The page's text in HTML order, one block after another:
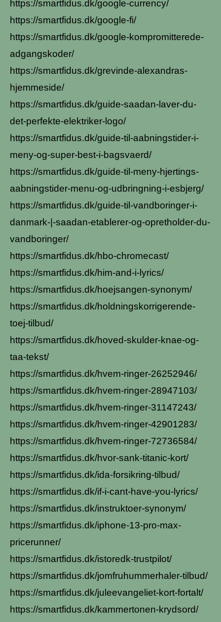
https://smartfidus.dk/google-currency/
https://smartfidus.dk/google-fi/
https://smartfidus.dk/google-kompromitterede-
adgangskoder/
https://smartfidus.dk/grevinde-alexandras-
hjemmeside/
https://smartfidus.dk/guide-saadan-laver-du-
det-perfekte-elektriker-logo/
https://smartfidus.dk/guide-til-aabningstider-i-
meny-og-super-best-i-bagsvaerd/
https://smartfidus.dk/guide-til-meny-hjertings-
aabningstider-menu-og-udbringning-i-esbjerg/
https://smartfidus.dk/guide-til-vandboringer-i-
danmark-|-saadan-etablerer-og-opretholder-du-
vandboringer/
https://smartfidus.dk/hbo-chromecast/
https://smartfidus.dk/him-and-i-lyrics/
https://smartfidus.dk/hoejsangen-synonym/
https://smartfidus.dk/holdningskorrigerende-
toej-tilbud/
https://smartfidus.dk/hoved-skulder-knae-og-
taa-tekst/
https://smartfidus.dk/hvem-ringer-26252946/
https://smartfidus.dk/hvem-ringer-28947103/
https://smartfidus.dk/hvem-ringer-31147243/
https://smartfidus.dk/hvem-ringer-42901283/
https://smartfidus.dk/hvem-ringer-72736584/
https://smartfidus.dk/hvor-sank-titanic-kort/
https://smartfidus.dk/ida-forsikring-tilbud/
https://smartfidus.dk/if-i-cant-have-you-lyrics/
https://smartfidus.dk/instruktoer-synonym/
https://smartfidus.dk/iphone-13-pro-max-
pricerunner/
https://smartfidus.dk/istoredk-trustpilot/
https://smartfidus.dk/jomfruhummerhaler-tilbud/
https://smartfidus.dk/juleevangeliet-kort-fortalt/
https://smartfidus.dk/kammertonen-krydsord/